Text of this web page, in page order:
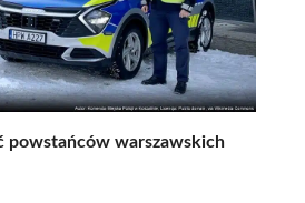
powstańców warszawskich